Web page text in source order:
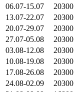
06.07-15.07
20300
13.07-22.07
20300
20.07-29.07
20300
27.07-05.08
20300
03.08-12.08
20300
10.08-19.08
20300
17.08-26.08
20300
24.08-02.09
20300